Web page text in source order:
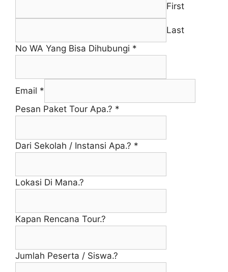
First
Last
No WA Yang Bisa Dihubungi *
Email *
Pesan Paket Tour Apa.? *
Dari Sekolah / Instansi Apa.? *
Lokasi Di Mana.?
Kapan Rencana Tour.?
Jumlah Peserta / Siswa.?